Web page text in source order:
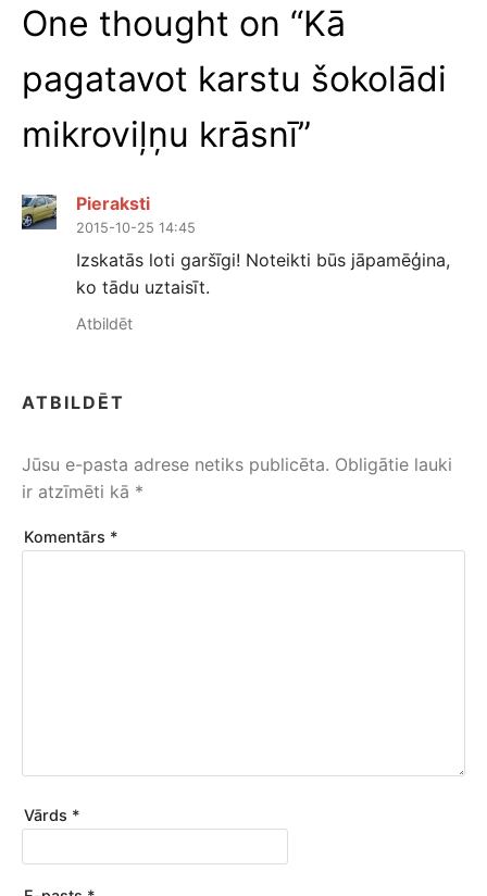
One thought on “Kā
pagatavot karstu šokolādi
mikroviļņu krāsnī”
Pieraksti
2015-10-25 14:45
Izskatās loti garšīgi! Noteikti būs jāpamēģina,
ko tādu uztaisīt.
Atbildēt
ATBILDĒT
Jūsu e-pasta adrese netiks publicēta. Obligātie lauki
ir atzīmēti kā *
Komentārs *
Vārds *